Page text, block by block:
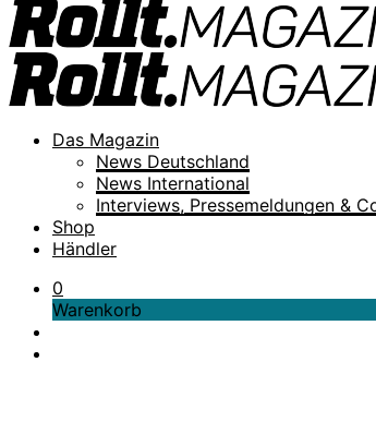
Das Magazin
News Deutschland
News International
Interviews, Pressemeldungen &
Shop
Händler
0
Warenkorb